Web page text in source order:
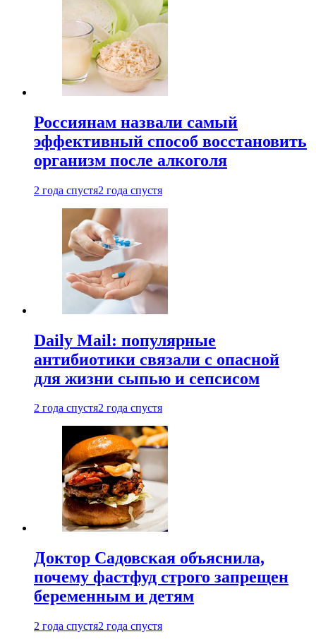
Россиянам назвали самый
эффективный способ восстановить
организм после алкоголя
2 года спустя2 года спустя
Daily Mail: популярные
антибиотики связали с опасной
для жизни сыпью и сепсисом
2 года спустя2 года спустя
Доктор Садовская объяснила,
почему фастфуд строго запрещен
беременным и детям
2 года спустя2 года спустя